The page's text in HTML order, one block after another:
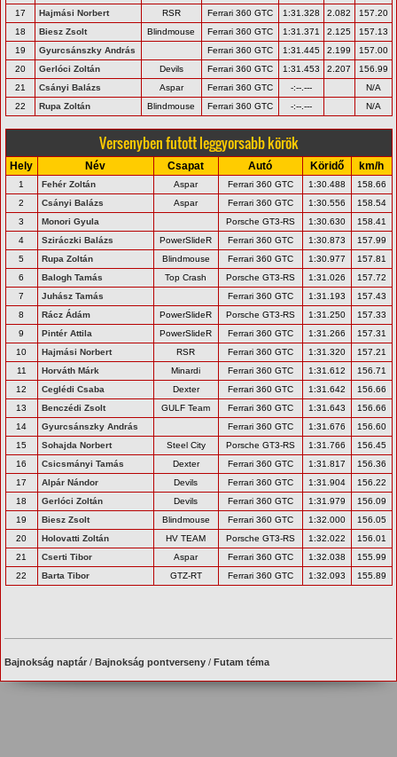
17
Hajmási Norbert RSR Ferrari 360 GTC 1:31.328 2.082
157.20
18
Biesz Zsolt Blindmouse Ferrari 360 GTC 1:31.371 2.125
157.13
19
Gyurcsánszky András Ferrari 360 GTC 1:31.445 2.199
157.00
20
Gerlóci Zoltán Devils Ferrari 360 GTC 1:31.453 2.207
156.99
21
Csányi Balázs Aspar Ferrari 360 GTC -:--.---
N/A
22
Rupa Zoltán Blindmouse Ferrari 360 GTC -:--.--- N/A
Versenyben futott leggyorsabb körök
Hely Név Csapat Autó Köridő km/h
1 Fehér Zoltán Aspar Ferrari 360 GTC 1:30.488
158.66
2
Csányi Balázs Aspar Ferrari 360 GTC 1:30.556
158.54
3
Monori Gyula Porsche GT3-RS 1:30.630
158.41
4
Sziráczki Balázs PowerSlideR Ferrari 360 GTC 1:30.873
157.99
5
Rupa Zoltán Blindmouse Ferrari 360 GTC 1:30.977
157.81
6
Balogh Tamás Top Crash Porsche GT3-RS 1:31.026
157.72
7
Juhász Tamás Ferrari 360 GTC 1:31.193
157.43
8
Rácz Ádám PowerSlideR Porsche GT3-RS 1:31.250
157.33
9
Pintér Attila PowerSlideR Ferrari 360 GTC 1:31.266
157.31
10
Hajmási Norbert RSR Ferrari 360 GTC 1:31.320
157.21
11
Horváth Márk Minardi Ferrari 360 GTC 1:31.612
156.71
12
Ceglédi Csaba Dexter Ferrari 360 GTC 1:31.642
156.66
13
Benczédi Zsolt GULF Team Ferrari 360 GTC 1:31.643
156.66
14
Gyurcsánszky András Ferrari 360 GTC 1:31.676
156.60
15
Sohajda Norbert Steel City Porsche GT3-RS 1:31.766
156.45
16
Csicsmányi Tamás Dexter Ferrari 360 GTC 1:31.817
156.36
17
Alpár Nándor Devils Ferrari 360 GTC 1:31.904
156.22
18
Gerlóci Zoltán Devils Ferrari 360 GTC 1:31.979
156.09
19
Biesz Zsolt Blindmouse Ferrari 360 GTC 1:32.000
156.05
20
Holovatti Zoltán HV TEAM Porsche GT3-RS 1:32.022
156.01
21
Cserti Tibor Aspar Ferrari 360 GTC 1:32.038
155.99
22
Barta Tibor GTZ-RT Ferrari 360 GTC 1:32.093 155.89
Bajnokság naptár /Bajnokság pontverseny /Futam téma